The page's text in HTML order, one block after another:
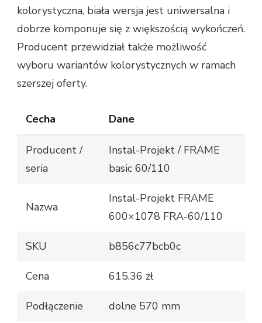
kolorystyczna, biała wersja jest uniwersalna i
dobrze komponuje się z większością wykończeń.
Producent przewidział także możliwość
wyboru wariantów kolorystycznych w ramach
szerszej oferty.
Cecha Dane
Producent /
seria
Instal-Projekt / FRAME
basic 60/110
Nazwa
Instal-Projekt FRAME
600×1078 FRA-60/110
SKU b856c77bcb0c
Cena 615.36 zł
Podłączenie dolne 570 mm